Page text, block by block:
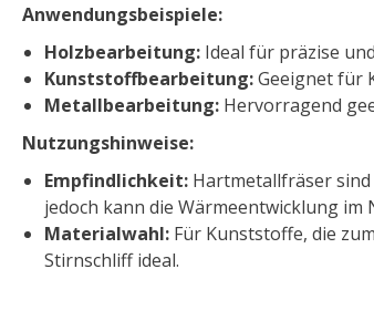
Anwendungsbeispiele:
Holzbearbeitung: Ideal für präzise
Kunststoffbearbeitung:Geeignet für
Metallbearbeitung: Hervorragend
Nutzungshinweise:
Empfindlichkeit: Hartmetallfräser sind
jedoch kann die Wärmeentwicklung
Materialwahl: Für Kunststoffe, die
Stirnschliff ideal.